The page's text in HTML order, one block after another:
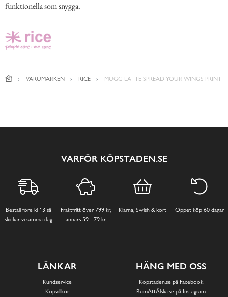
funktionella som snygga.
VARUMÄRKEN RICE MUGG LATTE SPREAD YOUR WINGS PRINT
VARFÖR KÖPSTADEN.SE
Beställ före kl 13 så
skickar vi samma dag
Fraktfritt över 799 kr,
annars 59 - 79 kr
Klarna, Swish & kort Öppet köp 60 dagar
LÄNKAR
Kundservice
Köpvillkor
HÄNG MED OSS
Köpstaden.se på Facebook
RumAttÄlska.se på Instagram